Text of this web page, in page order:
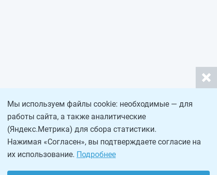
Мы используем файлы cookie: необходимые — для
работы сайта, а также аналитические
(Яндекс.Метрика) для сбора статистики.
Нажимая «Согласен», вы подтверждаете согласие на
их использование. Подробнее